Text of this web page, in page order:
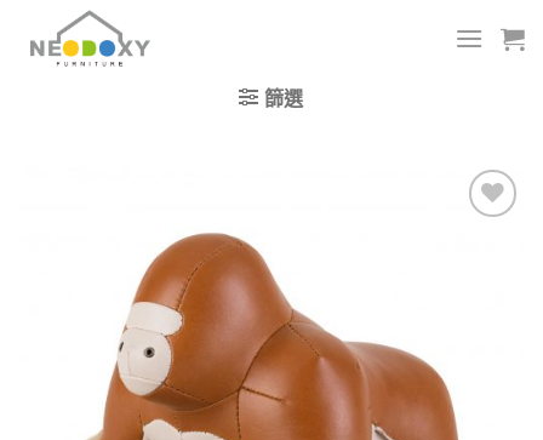
篩選